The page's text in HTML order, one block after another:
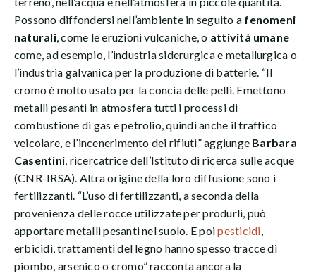
Possono diffondersi nell’ambiente in seguito a fenomeni
naturali, come le eruzioni vulcaniche, o attività umane
come, ad esempio, l’industria siderurgica e metallurgica o
l’industria galvanica per la produzione di batterie. “Il
cromo è molto usato per la concia delle pelli. Emettono
metalli pesanti in atmosfera tutti i processi di
combustione di gas e petrolio, quindi anche il traffico
veicolare, e l’incenerimento dei rifiuti” aggiunge Barbara
Casentini, ricercatrice dell’Istituto di ricerca sulle acque
(CNR-IRSA). Altra origine della loro diffusione sono i
fertilizzanti. “L’uso di fertilizzanti, a seconda della
provenienza delle rocce utilizzate per produrli, può
apportare metalli pesanti nel suolo. E poipesticidi,
erbicidi, trattamenti del legno hanno spesso tracce di
piombo, arsenico o cromo” racconta ancora la